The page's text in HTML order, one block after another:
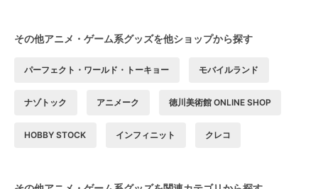
その他アニメ・ゲーム系グッズを他ショップから探す
パーフェクト・ワールド・トーキョー モバイルランド
ナゾトック アニメーク 徳川美術館 ONLINE SHOP
HOBBY STOCK インフィニット クレコ